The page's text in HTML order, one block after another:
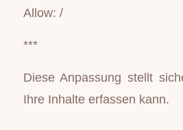
Allow: /
***
Diese Anpassung stellt
Ihre Inhalte erfassen kann.